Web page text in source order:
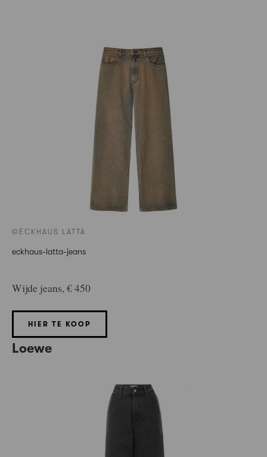
©ECKHAUS LATTA
eckhaus-latta-jeans
Wijde jeans, € 450
HIER TE KOOP
Loewe